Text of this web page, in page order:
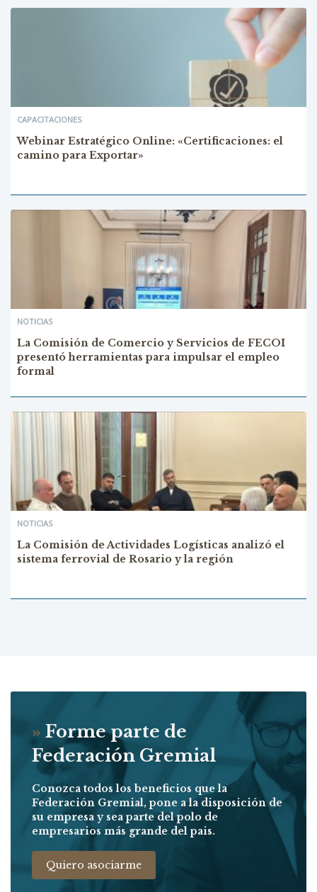
CAPACITACIONES
Webinar Estratégico Online: «Certificaciones: el
camino para Exportar»
NOTICIAS
La Comisión de Comercio y Servicios de FECOI
presentó herramientas para impulsar el empleo
formal
NOTICIAS
La Comisión de Actividades Logísticas analizó el
sistema ferrovial de Rosario y la región
» Forme parte de
Federación Gremial
Conozca todos los beneficios que la
Federación Gremial, pone a la disposición de
su empresa y sea parte del polo de
empresarios más grande del pais.
Quiero asociarme